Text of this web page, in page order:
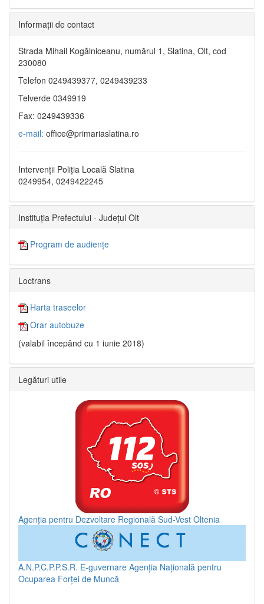
Informaţii de contact
Strada Mihail Kogălniceanu, numărul 1, Slatina, Olt, cod
230080
Telefon 0249439377, 0249439233
Telverde 0349919
Fax: 0249439336
e-mail: office@primariaslatina.ro
Intervenții Poliția Locală Slatina
0249954, 0249422245
Instituția Prefectului - Județul Olt
Program de audiențe
Loctrans
Harta traseelor
Orar autobuze
(valabil începând cu 1 iunie 2018)
Legături utile
Agenția pentru Dezvoltare Regională Sud-Vest Oltenia
A.N.P.C.P.P.S.R. E-guvernare Agenția Națională pentru
Ocuparea Forței de Muncă